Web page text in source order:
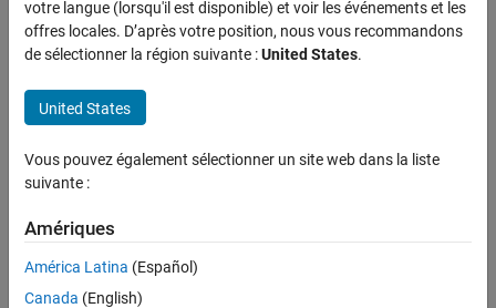
La transformée de Fourier rapide (FFT) est une implémentation
hautement optimisée de la transformée de Fourier discrète (DFT), qui
convertit des signaux discrets du domaine temporel au domaine
fréquentiel. Les calculs de FFT apportent des informations sur le
contenu fréquentiel, la phase et d'autres propriétés du signal.
votre langue (lorsqu'il est disponible) et voir les événements et les
offres locales. D’après votre position, nous vous recommandons
de sélectionner la région suivante :United States.
United States
Vous pouvez également sélectionner un site web dans la liste
suivante :
Amériques
América Latina (Español)
Canada (English)